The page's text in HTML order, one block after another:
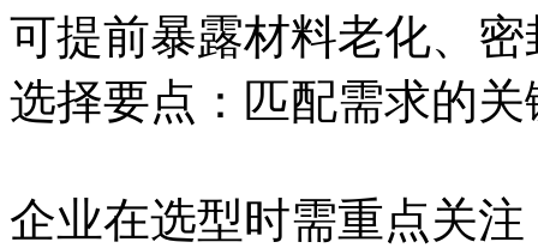
可提前暴露材料老化、
选择要点：匹配需求的关
企业在选型时需重点关注